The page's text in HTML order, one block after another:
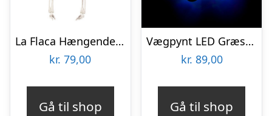
La Flaca Hængende Skelet
kr. 79,00
Gå til shop
Vægpynt LED Græskar
kr. 89,00
Gå til shop